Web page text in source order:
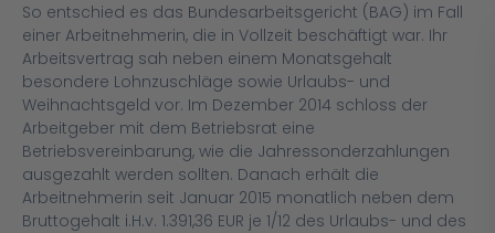
So entschied es das Bundesarbeitsgericht (BAG) im Fall
einer Arbeitnehmerin, die in Vollzeit beschäftigt war. Ihr
Arbeitsvertrag sah neben einem Monatsgehalt
besondere Lohnzuschläge sowie Urlaubs- und
Weihnachtsgeld vor. Im Dezember 2014 schloss der
Arbeitgeber mit dem Betriebsrat eine
Betriebsvereinbarung, wie die Jahressonderzahlungen
ausgezahlt werden sollten. Danach erhält die
Arbeitnehmerin seit Januar 2015 monatlich neben dem
Bruttogehalt i.H.v. 1.391,36 EUR je 1/12 des Urlaubs- und des